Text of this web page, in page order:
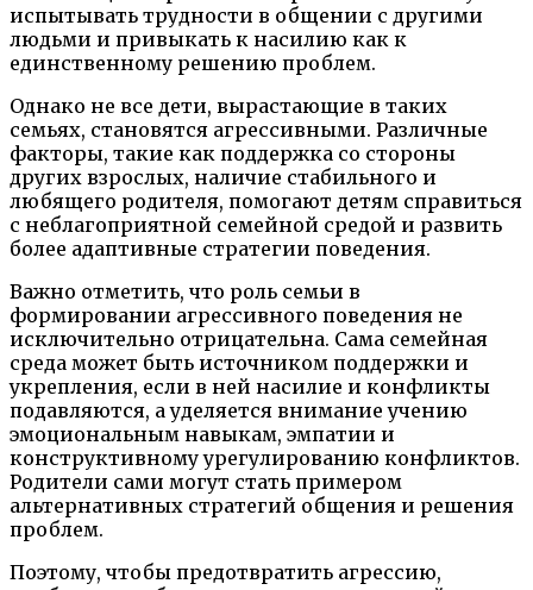
испытывать трудности в общении с другими
людьми и привыкать к насилию как к
единственному решению проблем.
Однако не все дети, вырастающие в таких
семьях, становятся агрессивными. Различные
факторы, такие как поддержка со стороны
других взрослых, наличие стабильного и
любящего родителя, помогают детям справиться
с неблагоприятной семейной средой и развить
более адаптивные стратегии поведения.
Важно отметить, что роль семьи в
формировании агрессивного поведения не
исключительно отрицательна. Сама семейная
среда может быть источником поддержки и
укрепления, если в ней насилие и конфликты
подавляются, а уделяется внимание учению
эмоциональным навыкам, эмпатии и
конструктивному урегулированию конфликтов.
Родители сами могут стать примером
альтернативных стратегий общения и решения
проблем.
Поэтому, чтобы предотвратить агрессию,